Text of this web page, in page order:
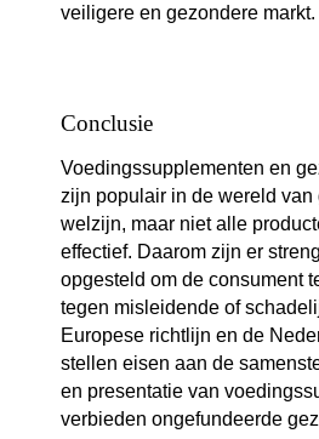
veiligere en gezondere markt.
Conclusie
Voedingssupplementen en
zijn populair in de wereld van
welzijn, maar niet alle
effectief. Daarom zijn er
opgesteld om de consument
tegen misleidende of
Europese richtlijn en de
stellen eisen aan de
en presentatie van
verbieden ongefundeerde